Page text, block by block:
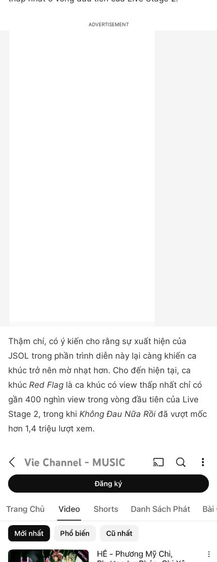
Thậm chí, có ý kiến cho rằng sự xuất hiện của
JSOL trong phần trình diễn này lại càng khiến ca
khúc trở nên mờ nhạt hơn. Cho đến hiện tại, ca
khúc Red Flag là ca khúc có view thấp nhất chỉ có
gần 400 nghìn view trong vòng đầu tiên của Live
Stage 2, trong khi Không Đau Nữa Rồi đã vượt mốc
hơn 1,4 triệu lượt xem.